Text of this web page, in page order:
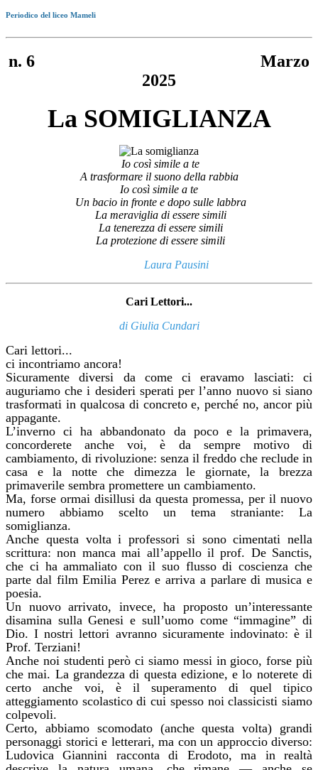
Periodico del liceo Mameli
n. 6 Marzo
2025
La SOMIGLIANZA
Io così simile a te
A trasformare il suono della rabbia
Io così simile a te
Un bacio in fronte e dopo sulle labbra
La meraviglia di essere simili
La tenerezza di essere simili
La protezione di essere simili
Laura Pausini
Cari Lettori...
di Giulia Cundari
Cari lettori...
ci incontriamo ancora!
Sicuramente diversi da come ci eravamo lasciati: ci
auguriamo che i desideri sperati per l’anno nuovo si siano
trasformati in qualcosa di concreto e, perché no, ancor più
appagante.
L’inverno ci ha abbandonato da poco e la primavera,
concorderete anche voi, è da sempre motivo di
cambiamento, di rivoluzione: senza il freddo che reclude in
casa e la notte che dimezza le giornate, la brezza
primaverile sembra promettere un cambiamento.
Ma, forse ormai disillusi da questa promessa, per il nuovo
numero abbiamo scelto un tema straniante: La
somiglianza.
Anche questa volta i professori si sono cimentati nella
scrittura: non manca mai all’appello il prof. De Sanctis,
che ci ha ammaliato con il suo flusso di coscienza che
parte dal film Emilia Perez e arriva a parlare di musica e
poesia.
Un nuovo arrivato, invece, ha proposto un’interessante
disamina sulla Genesi e sull’uomo come “immagine” di
Dio. I nostri lettori avranno sicuramente indovinato: è il
Prof. Terziani!
Anche noi studenti però ci siamo messi in gioco, forse più
che mai. La grandezza di questa edizione, e lo noterete di
certo anche voi, è il superamento di quel tipico
atteggiamento scolastico di cui spesso noi classicisti siamo
colpevoli.
Certo, abbiamo scomodato (anche questa volta) grandi
personaggi storici e letterari, ma con un approccio diverso:
Ludovica Giannini racconta di Erodoto, ma in realtà